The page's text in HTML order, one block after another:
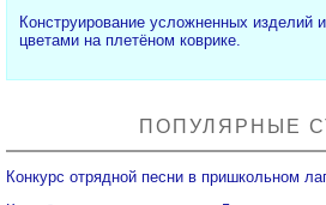
Конструирование усложненных изделий
цветами на плетёном коврике.
ПОПУЛЯРНЫЕ
Конкурс отрядной песни в пришкольном